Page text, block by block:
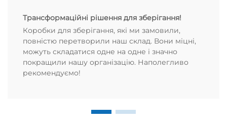
Трансформаційні рішення для зберігання!
Коробки для зберігання, які ми замовили,
повністю перетворили наш склад. Вони міцні,
можуть складатися одне на одне і значно
покращили нашу організацію. Наполегливо
рекомендуємо!